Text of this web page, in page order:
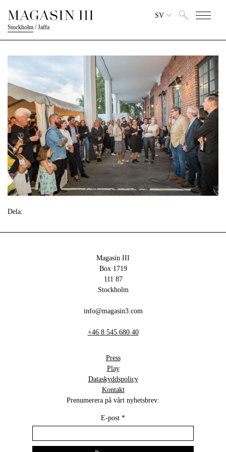
Stockholm /Jaffa
SV
Dela:
Magasin III
Box 1719
111 87
Stockholm
info@magasin3.com
+46 8 545 680 40
Press
Play
Dataskyddspolicy
Kontakt
Prenumerera på vårt nyhetsbrev:
E-post *